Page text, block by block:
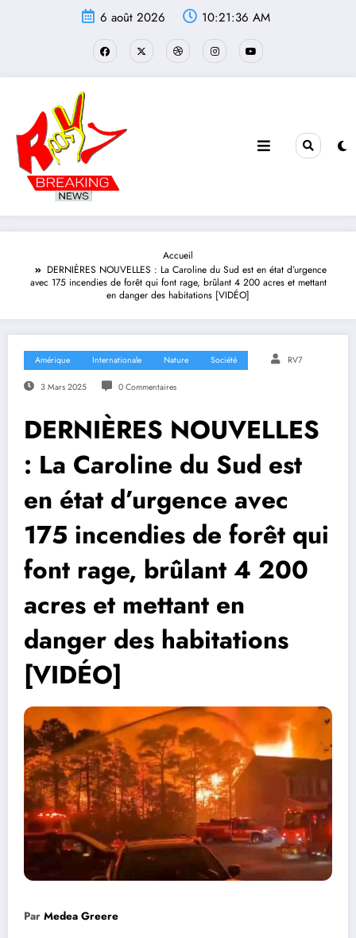
6 août 2026 10:21:37 AM
Accueil
DERNIÈRES NOUVELLES : La Caroline du Sud est en état d’urgence
avec 175 incendies de forêt qui font rage, brûlant 4 200 acres et mettant
en danger des habitations [VIDÉO]
Amérique Internationale Nature Société RV7
3 Mars 2025 0 Commentaires
DERNIÈRES NOUVELLES
: La Caroline du Sud est
en état d’urgence avec
175 incendies de forêt qui
font rage, brûlant 4 200
acres et mettant en
danger des habitations
[VIDÉO]
Par Medea Greere